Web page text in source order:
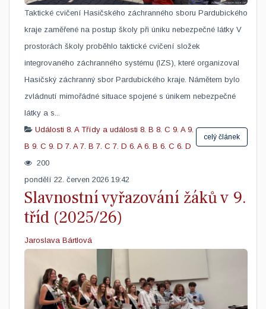
Taktické cvičení Hasičského záchranného sboru Pardubického
kraje zaměřené na postup školy při úniku nebezpečné látky V
prostorách školy proběhlo taktické cvičení složek
integrovaného záchranného systému (IZS), které organizoval
Hasičský záchranný sbor Pardubického kraje. Námětem bylo
zvládnutí mimořádné situace spojené s únikem nebezpečné
látky a s...
celý článek
Události 8. A Třídy a události 8. B 8. C 9. A 9.
B 9. C 9. D 7. A 7. B 7. C 7. D 6. A 6. B 6. C 6. D
200
pondělí 22. červen 2026 19:42
Slavnostní vyřazování žáků v 9.
tříd (2025/26)
Jaroslava Bártlová